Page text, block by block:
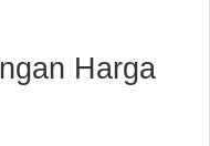
Harga